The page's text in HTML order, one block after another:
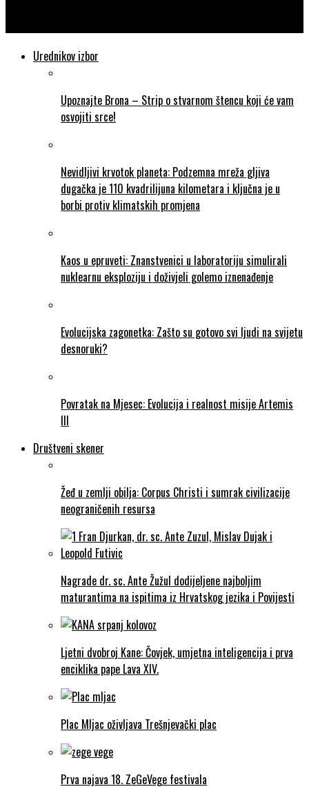
Urednikov izbor
Upoznajte Brona – Strip o stvarnom štencu koji će vam
osvojiti srce!
Nevidljivi krvotok planeta: Podzemna mreža gljiva
dugačka je 110 kvadrilijuna kilometara i ključna je u
borbi protiv klimatskih promjena
Kaos u epruveti: Znanstvenici u laboratoriju simulirali
nuklearnu eksploziju i doživjeli golemo iznenađenje
Evolucijska zagonetka: Zašto su gotovo svi ljudi na svijetu
desnoruki?
Povratak na Mjesec: Evolucija i realnost misije Artemis
III
Društveni skener
Žeđ u zemlji obilja: Corpus Christi i sumrak civilizacije
neograničenih resursa
Nagrade dr. sc. Ante Žužul dodijeljene najboljim
maturantima na ispitima iz Hrvatskog jezika i Povijesti
Ljetni dvobroj Kane: Čovjek, umjetna inteligencija i prva
enciklika pape Lava XIV.
Plac Mljac oživljava Trešnjevački plac
Prva najava 18. ZeGeVege festivala